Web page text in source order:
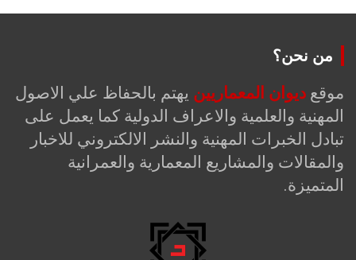
من نحن؟
موقع ديوان المعماريين يهتم بالحفاظ علي الاصول
المهنية والعلمية والاعراف الدولية كما يعمل على
تبادل الخبرات المهنية والنشر الالكتروني للاخبار
والمقالات والمشاريع المعمارية والعمرانية
المتميزة.